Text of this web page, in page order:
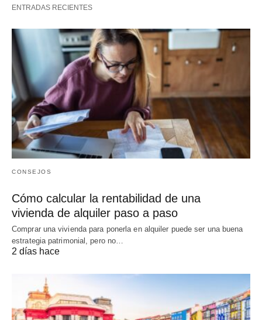
ENTRADAS RECIENTES
CONSEJOS
Cómo calcular la rentabilidad de una
vivienda de alquiler paso a paso
Comprar una vivienda para ponerla en alquiler puede ser una buena
estrategia patrimonial, pero no…
2 días hace